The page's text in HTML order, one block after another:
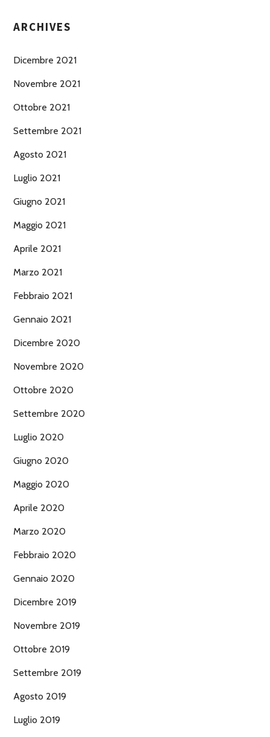
ARCHIVES
Dicembre 2021
Novembre 2021
Ottobre 2021
Settembre 2021
Agosto 2021
Luglio 2021
Giugno 2021
Maggio 2021
Aprile 2021
Marzo 2021
Febbraio 2021
Gennaio 2021
Dicembre 2020
Novembre 2020
Ottobre 2020
Settembre 2020
Luglio 2020
Giugno 2020
Maggio 2020
Aprile 2020
Marzo 2020
Febbraio 2020
Gennaio 2020
Dicembre 2019
Novembre 2019
Ottobre 2019
Settembre 2019
Agosto 2019
Luglio 2019